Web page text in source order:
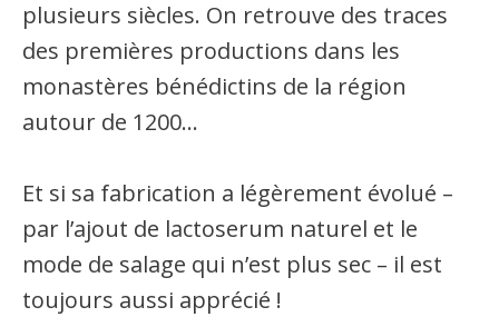
plusieurs siècles. On retrouve des traces
des premières productions dans les
monastères bénédictins de la région
autour de 1200…
Et si sa fabrication a légèrement évolué –
par l’ajout de lactoserum naturel et le
mode de salage qui n’est plus sec – il est
toujours aussi apprécié !